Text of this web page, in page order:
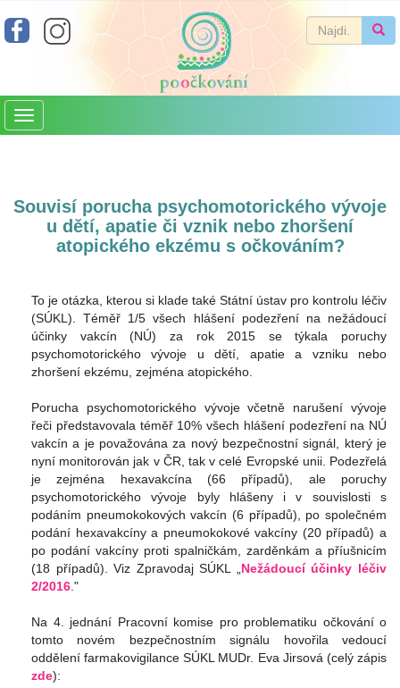
Toggle
navigation
Souvisí porucha psychomotorického vývoje
u dětí, apatie či vznik nebo zhoršení
atopického ekzému s očkováním?
To je otázka, kterou si klade také Státní ústav pro kontrolu léčiv
(SÚKL). Téměř 1/5 všech hlášení podezření na nežádoucí
účinky vakcín (NÚ) za rok 2015 se týkala poruchy
psychomotorického vývoje u dětí, apatie a vzniku nebo
zhoršení ekzému, zejména atopického.
Porucha psychomotorického vývoje včetně narušení vývoje
řeči představovala téměř 10% všech hlášení podezření na NÚ
vakcín a je považována za nový bezpečnostní signál, který je
nyní monitorován jak v ČR, tak v celé Evropské unii. Podezřelá
je zejména hexavakcína (66 případů), ale poruchy
psychomotorického vývoje byly hlášeny i v souvislosti s
podáním pneumokokových vakcín (6 případů), po společném
podání hexavakcíny a pneumokokové vakcíny (20 případů) a
po podání vakcíny proti spalničkám, zarděnkám a příušnicím
(18 případů). Viz Zpravodaj SÚKL „ Nežádoucí účinky léčiv
2/2016 ."
Na 4. jednání Pracovní komise pro problematiku očkování o
tomto novém bezpečnostním signálu hovořila vedoucí
oddělení farmakovigilance SÚKL MUDr. Eva Jirsová (celý zápis
zde):